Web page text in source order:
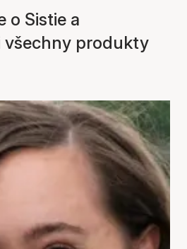
o Sistie a
všechny produkty